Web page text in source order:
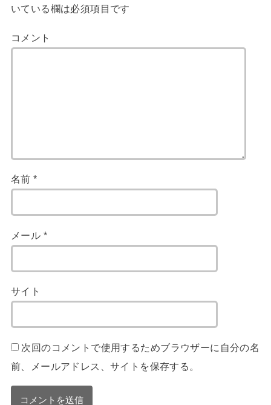
いている欄は必須項目です
コメント
名前*
メール *
サイト
次回のコメントで使用するためブラウザーに自分の名
前、メールアドレス、サイトを保存する。